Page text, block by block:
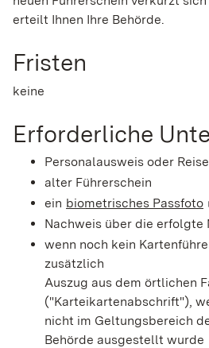
erteilt Ihnen Ihre Behörde.
Fristen
keine
Erforderliche
Personalausweis oder
alter Führerschein
ein biometrisches Passfoto
Nachweis über die erfolgte
wenn noch kein
zusätzlich
Auszug aus dem örtlichen
("Karteikartenabschrift"),
nicht im Geltungsbereich
Behörde ausgestellt wurde